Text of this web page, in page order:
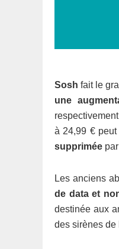
Sosh fait le
une
à 24,99 €
supprimée
Les anciens
de data et
destinée aux
des sirènes de